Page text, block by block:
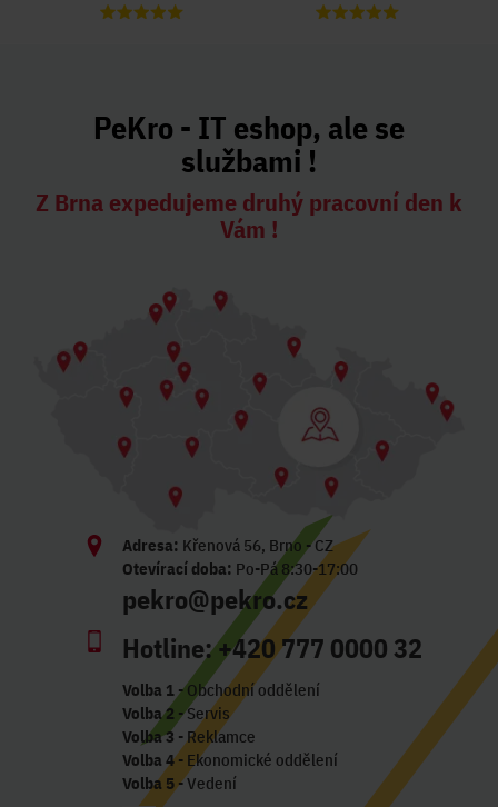
PeKro - IT eshop, ale se
službami !
Z Brna expedujeme druhý pracovní den k
Vám !
Adresa: Křenová 56, Brno - CZ
Otevírací doba: Po-Pá 8:30-17:00
pekro@pekro.cz
Hotline:+420 777 0000 32
Volba 1- Obchodní oddělení
Volba 2 - Servis
Volba 3 - Reklamce
Volba 4- Ekonomické oddělení
Volba 5- Vedení